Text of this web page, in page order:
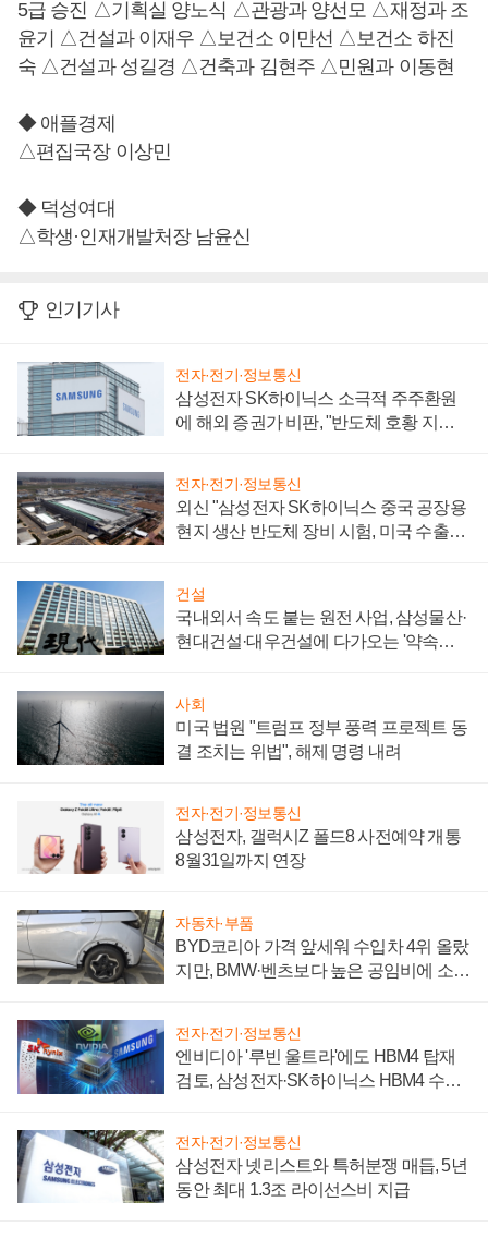
5급 승진 △기획실 양노식 △관광과 양선모 △재정과 조
윤기 △건설과 이재우 △보건소 이만선 △보건소 하진
숙 △건설과 성길경 △건축과 김현주 △민원과 이동현
◆ 애플경제
△편집국장 이상민
◆ 덕성여대
△학생·인재개발처장 남윤신
인기기사
전자·전기·정보통신
삼성전자 SK하이닉스 소극적 주주환원
에 해외 증권가 비판, "반도체 호황 지속
전자·전기·정보통신
외신 "삼성전자 SK하이닉스 중국 공장용
현지 생산 반도체 장비 시험, 미국 수출통
건설
국내외서 속도 붙는 원전 사업, 삼성물산·
현대건설·대우건설에 다가오는 '약속의
사회
미국 법원 "트럼프 정부 풍력 프로젝트 동
결 조치는 위법", 해제 명령 내려
전자·전기·정보통신
삼성전자, 갤럭시Z 폴드8 사전예약 개통
8월31일까지 연장
자동차·부품
BYD코리아 가격 앞세워 수입차 4위 올랐
지만, BMW·벤츠보다 높은 공임비에 소비
전자·전기·정보통신
엔비디아 '루빈 울트라'에도 HBM4 탑재
검토, 삼성전자·SK하이닉스 HBM4 수율
전자·전기·정보통신
삼성전자 넷리스트와 특허분쟁 매듭, 5년
동안 최대 1.3조 라이선스비 지급